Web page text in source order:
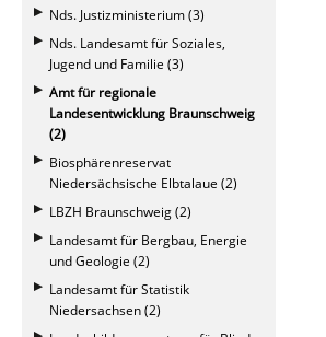
Nds. Justizministerium (3)
Nds. Landesamt für Soziales,
Jugend und Familie (3)
Amt für regionale
Landesentwicklung Braunschweig
(2)
Biosphärenreservat
Niedersächsische Elbtalaue (2)
LBZH Braunschweig (2)
Landesamt für Bergbau, Energie
und Geologie (2)
Landesamt für Statistik
Niedersachsen (2)